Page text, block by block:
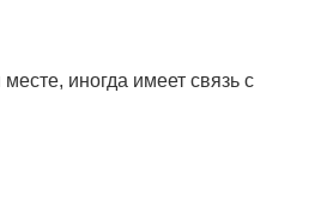
иногда имеет связь с